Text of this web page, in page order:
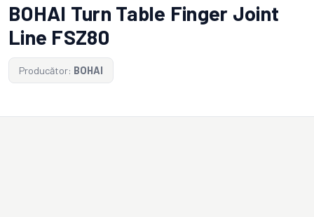
BOHAI Turn Table Finger Joint
Line FSZ80
Producător: BOHAI